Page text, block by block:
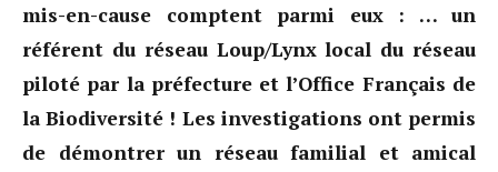
mis-en-cause comptent parmi eux : … un
référent du réseau Loup/Lynx local du réseau
piloté par la préfecture et l’Office Français de
la Biodiversité ! Les investigations ont permis
de démontrer un réseau familial et amical